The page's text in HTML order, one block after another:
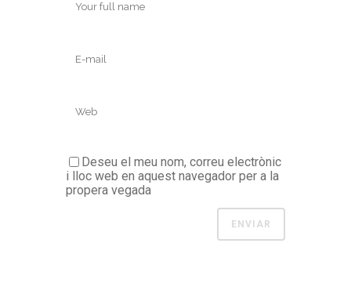
Deseu el meu nom, correu electrònic
i lloc web en aquest navegador per a la
propera vegada